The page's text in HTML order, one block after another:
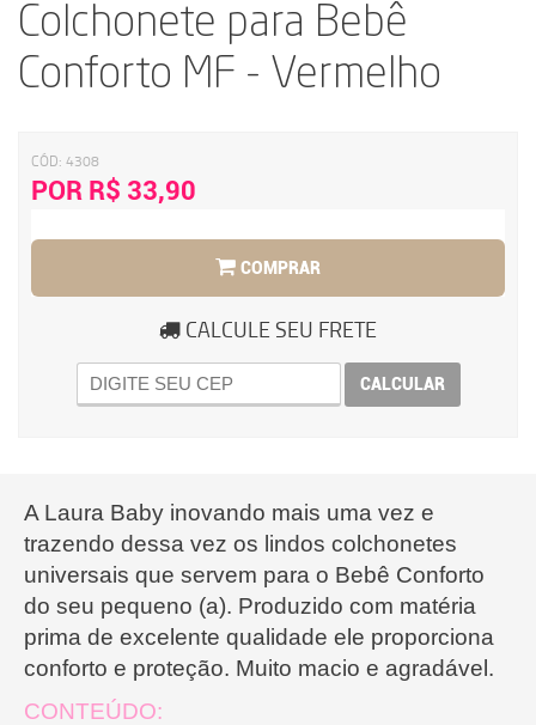
Colchonete para Bebê
Conforto MF - Vermelho
CÓD: 4308
POR R$ 33,90
COMPRAR
CALCULE SEU FRETE
CALCULAR
A Laura Baby inovando mais uma vez e
trazendo dessa vez os lindos colchonetes
universais que servem para o Bebê Conforto
do seu pequeno (a). Produzido com matéria
prima de excelente qualidade ele proporciona
conforto e proteção. Muito macio e agradável.
CONTEÚDO: